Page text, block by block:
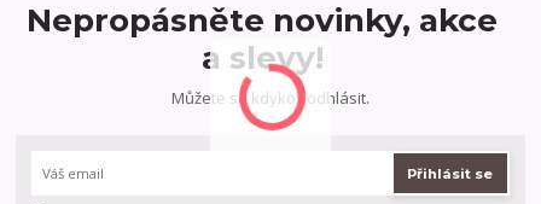
Nepropásněte novinky, akce
a slevy!
Můžete se kdykoli odhlásit.
Přihlásit se